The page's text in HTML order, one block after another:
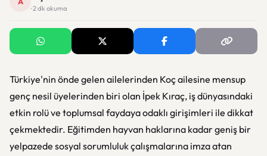
· 2 dk okuma
Türkiye'nin önde gelen ailelerinden Koç ailesine mensup
genç nesil üyelerinden biri olan İpek Kıraç, iş dünyasındaki
etkin rolü ve toplumsal faydaya odaklı girişimleri ile dikkat
çekmektedir. Eğitimden hayvan haklarına kadar geniş bir
yelpazede sosyal sorumluluk çalışmalarına imza atan